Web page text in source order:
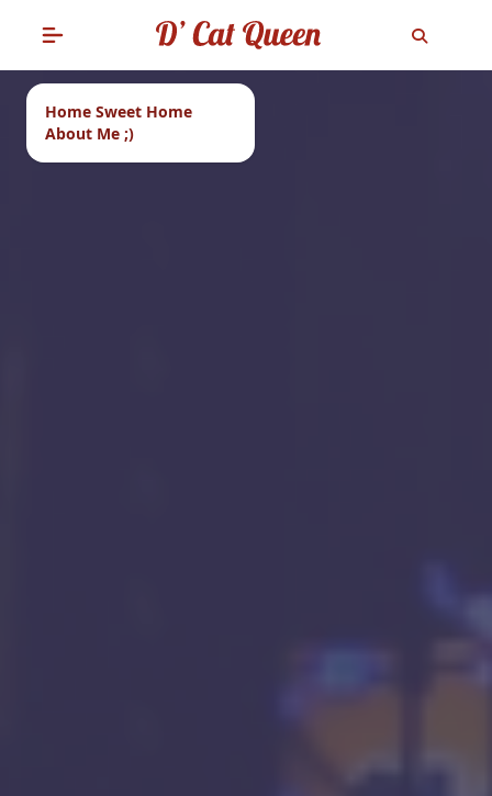
Home Sweet Home
About Me ;)